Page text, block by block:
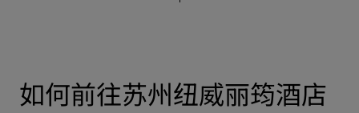
如何前往苏州纽威丽筠酒店